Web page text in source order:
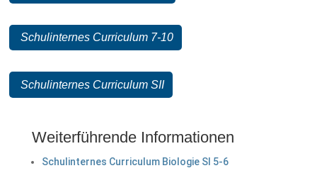
Schulinternes Curriculum 7-10
Schulinternes Curriculum SII
Weiterführende Informationen
Schulinternes Curriculum Biologie SI 5-6